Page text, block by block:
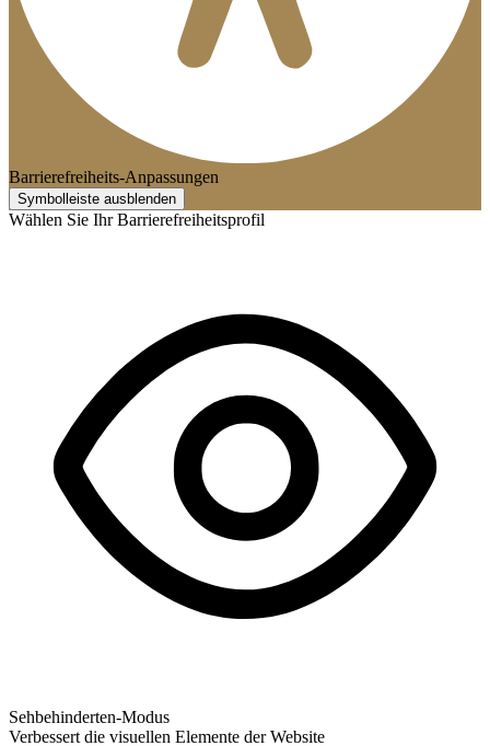
Barrierefreiheits-Anpassungen
Symbolleiste ausblenden
Wählen Sie Ihr Barrierefreiheitsprofil
Sehbehinderten-Modus
Verbessert die visuellen Elemente der Website